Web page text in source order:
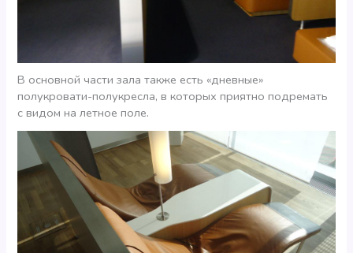
В основной части зала также есть «дневные»
полукровати-полукресла, в которых приятно подремать
с видом на летное поле.